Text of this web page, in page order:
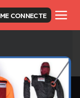
CONNECTE